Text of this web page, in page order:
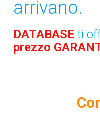
arrivano.
DATABASEti
prezzo